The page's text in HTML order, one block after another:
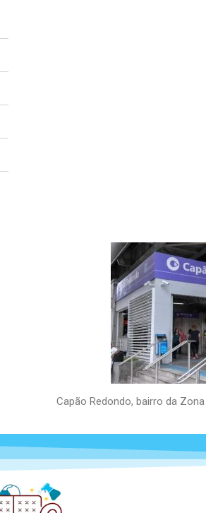
Capão Redondo, bairro da